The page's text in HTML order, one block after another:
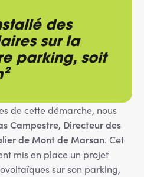
des
sur la
parking, soit
de cette démarche, nous
Campestre, Directeur des
de Mont de Marsan. Cet
mis en place un projet
sur son parking,